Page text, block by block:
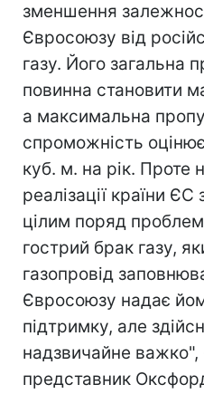
зменшення
Євросоюзу від
газу. Його загальна
повинна становити
а максимальна
спроможність
куб. м. на рік. Проте
реалізації країни ЄС
цілим поряд
гострий брак газу,
газопровід
Євросоюзу надає
підтримку, але
надзвичайне важко",
представник